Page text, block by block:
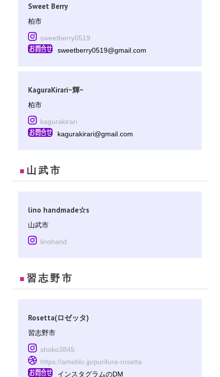
Sweet Berry
柏市
sweetberry0519
sweetberry0519@gmail.com
KaguraKirari~輝~
柏市
kagurakirari
kagurakirari@gmail.com
■ 山武市
lino handmade☆s
山武市
linohand
■ 習志野市
Rosetta(ロゼッタ)
習志野市
shoko3845
https://ameblo.jp/purifura-rosetta
インスタグラムのDM